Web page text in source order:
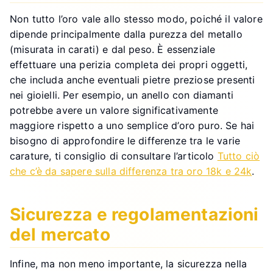
Non tutto l’oro vale allo stesso modo, poiché il valore
dipende principalmente dalla purezza del metallo
(misurata in carati) e dal peso. È essenziale
effettuare una perizia completa dei propri oggetti,
che includa anche eventuali pietre preziose presenti
nei gioielli. Per esempio, un anello con diamanti
potrebbe avere un valore significativamente
maggiore rispetto a uno semplice d’oro puro. Se hai
bisogno di approfondire le differenze tra le varie
carature, ti consiglio di consultare l’articolo Tutto ciò
che c’è da sapere sulla differenza tra oro 18k e 24k.
Sicurezza e regolamentazioni
del mercato
Infine, ma non meno importante, la sicurezza nella